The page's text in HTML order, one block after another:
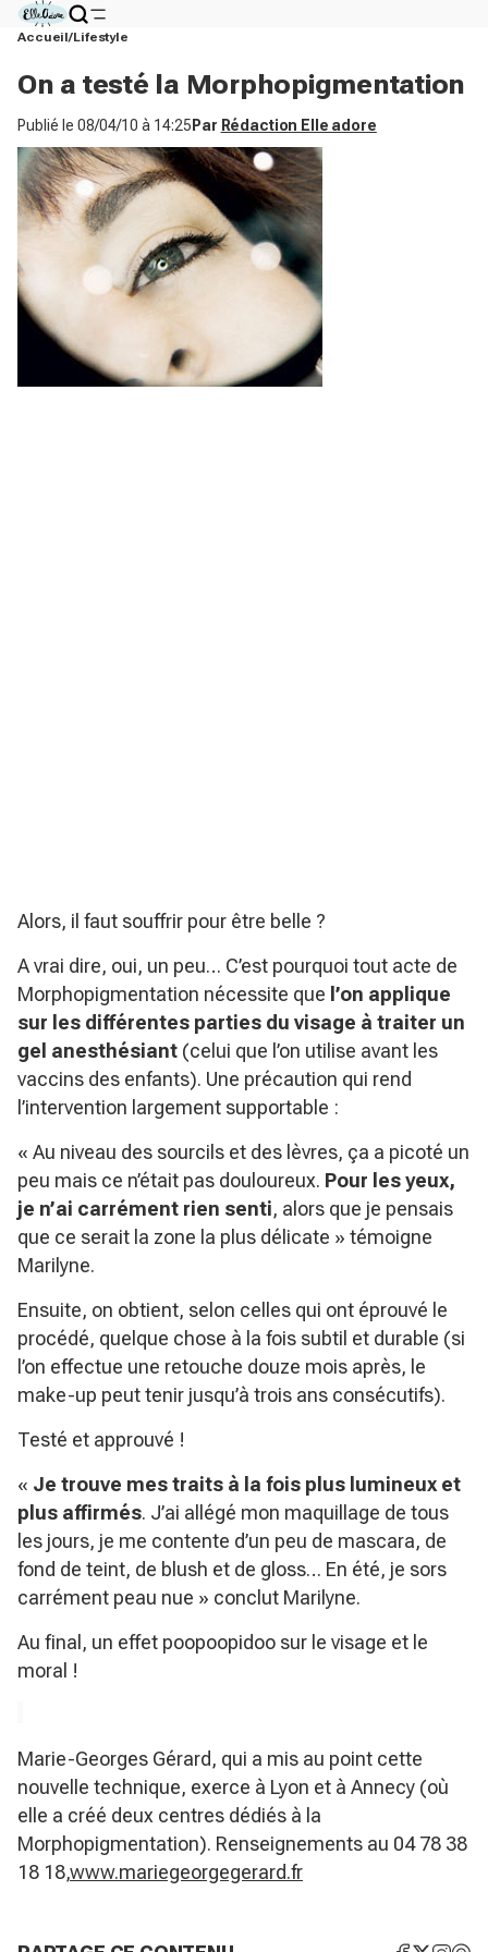
Accueil Lifestyle
On a testé la Morphopigmentation
Publié le 08/04/10 à 14:25 Par Rédaction Elle adore
Alors, il faut souffrir pour être belle ?
A vrai dire, oui, un peu… C’est pourquoi tout acte de
Morphopigmentation nécessite que l’on applique
sur les différentes parties du visage à traiter un
gel anesthésiant (celui que l’on utilise avant les
vaccins des enfants). Une précaution qui rend
l’intervention largement supportable :
« Au niveau des sourcils et des lèvres, ça a picoté un
peu mais ce n’était pas douloureux. Pour les yeux,
je n’ai carrément rien senti, alors que je pensais
que ce serait la zone la plus délicate » témoigne
Marilyne.
Ensuite, on obtient, selon celles qui ont éprouvé le
procédé, quelque chose à la fois subtil et durable (si
l’on effectue une retouche douze mois après, le
make-up peut tenir jusqu’à trois ans consécutifs).
Testé et approuvé !
« Je trouve mes traits à la fois plus lumineux et
plus affirmés. J’ai allégé mon maquillage de tous
les jours, je me contente d’un peu de mascara, de
fond de teint, de blush et de gloss… En été, je sors
carrément peau nue » conclut Marilyne.
Au final, un effet poopoopidoo sur le visage et le
moral !
Marie-Georges Gérard, qui a mis au point cette
nouvelle technique, exerce à Lyon et à Annecy (où
elle a créé deux centres dédiés à la
Morphopigmentation). Renseignements au 04 78 38
18 18,www.mariegeorgegerard.fr